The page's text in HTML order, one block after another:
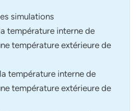
simulations
température interne de
température extérieure de
température interne de
température extérieure de